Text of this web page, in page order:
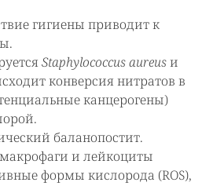
гигиены приводит к
Staphylococcus aureusи
конверсия нитратов в
канцерогены)
баланопостит.
и лейкоциты
формы кислорода (ROS),